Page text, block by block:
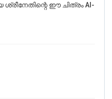
ഈ ചിത്രം AI-